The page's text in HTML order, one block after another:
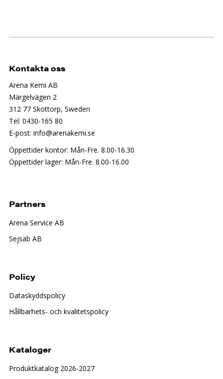
Kontakta oss
Arena Kemi AB
Märgelvägen 2
312 77 Skottorp, Sweden
Tel: 0430-165 80
E-post: info@arenakemi.se
Öppettider kontor: Mån-Fre. 8.00-16.30
Öppettider lager: Mån-Fre. 8.00-16.00
Partners
Arena Service AB
Sejsab AB
Policy
Dataskyddspolicy
Hållbarhets- och kvalitetspolicy
Kataloger
Produktkatalog 2026-2027